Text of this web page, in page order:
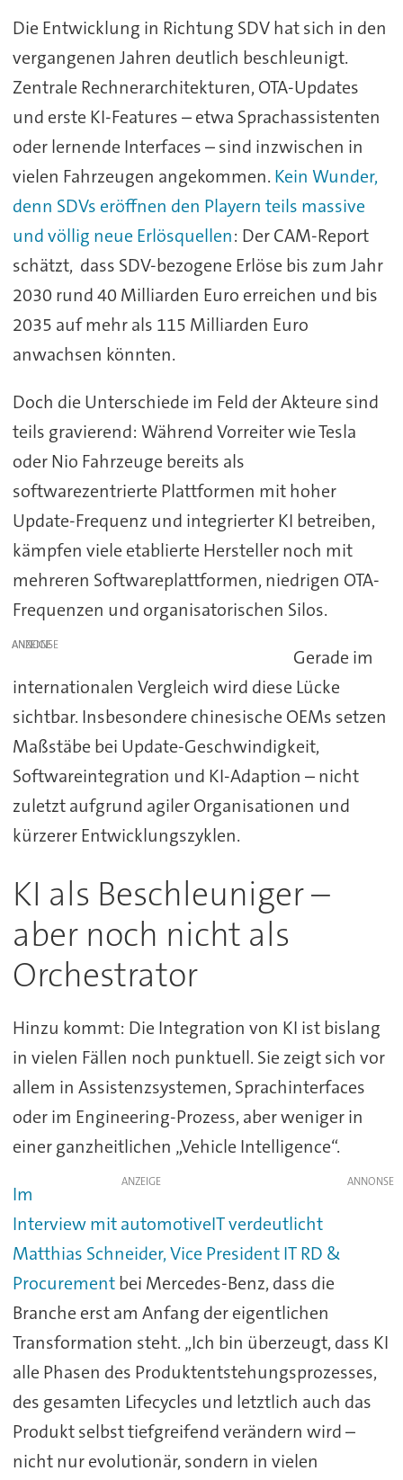
Die Entwicklung in Richtung SDV hat sich in den
vergangenen Jahren deutlich beschleunigt.
Zentrale Rechnerarchitekturen, OTA-Updates
und erste KI-Features – etwa Sprachassistenten
oder lernende Interfaces – sind inzwischen in
vielen Fahrzeugen angekommen. Kein Wunder,
denn SDVs eröffnen den Playern teils massive
und völlig neue Erlösquellen: Der CAM-Report
schätzt, dass SDV-bezogene Erlöse bis zum Jahr
2030 rund 40 Milliarden Euro erreichen und bis
2035 auf mehr als 115 Milliarden Euro
anwachsen könnten.
Doch die Unterschiede im Feld der Akteure sind
teils gravierend: Während Vorreiter wie Tesla
oder Nio Fahrzeuge bereits als
softwarezentrierte Plattformen mit hoher
Update-Frequenz und integrierter KI betreiben,
kämpfen viele etablierte Hersteller noch mit
mehreren Softwareplattformen, niedrigen OTA-
Frequenzen und organisatorischen Silos.
ANZEIGE
Gerade im
internationalen Vergleich wird diese Lücke
sichtbar. Insbesondere chinesische OEMs setzen
Maßstäbe bei Update-Geschwindigkeit,
Softwareintegration und KI-Adaption – nicht
zuletzt aufgrund agiler Organisationen und
kürzerer Entwicklungszyklen.
KI als Beschleuniger –
aber noch nicht als
Orchestrator
Hinzu kommt: Die Integration von KI ist bislang
in vielen Fällen noch punktuell. Sie zeigt sich vor
allem in Assistenzsystemen, Sprachinterfaces
oder im Engineering-Prozess, aber weniger in
einer ganzheitlichen „Vehicle Intelligence“.
ANZEIGE
Im
Interview mit automotiveIT verdeutlicht
Matthias Schneider, Vice President IT RD &
Procurementbei Mercedes-Benz, dass die
Branche erst am Anfang der eigentlichen
Transformation steht. „Ich bin überzeugt, dass KI
alle Phasen des Produktentstehungsprozesses,
des gesamten Lifecycles und letztlich auch das
Produkt selbst tiefgreifend verändern wird –
nicht nur evolutionär, sondern in vielen